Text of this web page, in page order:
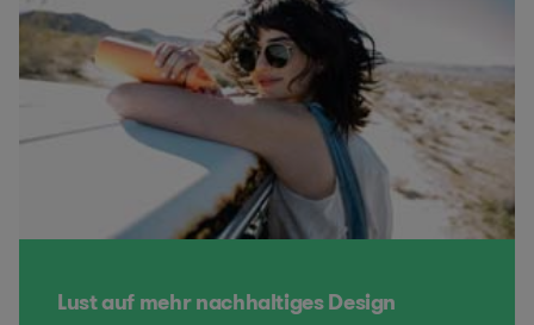
Lust auf mehr nachhaltiges Design